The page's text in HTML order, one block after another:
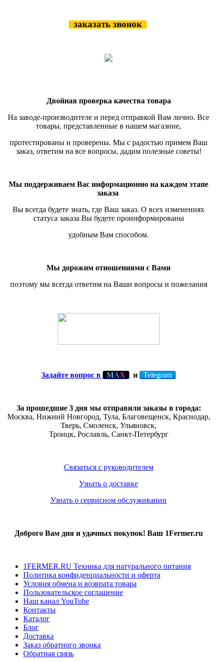
заказать звонок
Двойная проверка качества товара
На заводе-производителе и перед отправкой Вам лично. Все
товары, представленные в нашем магазине,
протестированы и проверены. Мы с радостью примем Ваш
заказ, ответим на все вопросы, дадим полезные советы!
Мы поддерживаем Вас информационно на каждом этапе
заказа
Вы всегда будете знать, где Ваш заказ. О всех изменениях
статуса заказа Вы будете проинформированы
удобным Вам способом.
Мы дорожим отношениями с Вами
поэтому мы всегда ответим на Ваши вопросы и пожелания
Задайте вопрос в МАХ и Telegram
За прошедшие 3 дня мы отправили заказы в города:
Москва, Нижний Новгород, Тула, Благовещенск, Краснодар,
Тверь, Смоленск, Ульяновск,
Троицк, Рославль, Санкт-Петербург
Связаться с руководителем
Узнать о доставке
Узнать о сервисном обслуживании
Доброго Вам дня и удачных покупок! Ваш 1Fermer.ru
1FERMER.RU Техника для натурального питания
Политика конфиденциальности и оферта
Условия обмена и возврата товара
Пользовательское соглашение
Наш канал YouTube
Контакты
Каталог
Блог
Доставка
Заказ обратного звонка
Обратная связь